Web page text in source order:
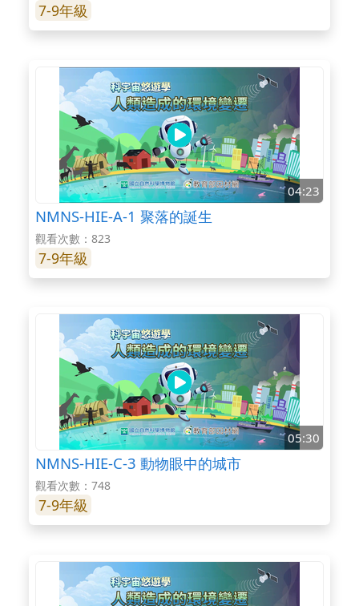
7-9年級
04:23
NMNS-HIE-A-1 聚落的誕生
觀看次數：823
7-9年級
05:30
NMNS-HIE-C-3 動物眼中的城市
觀看次數：748
7-9年級